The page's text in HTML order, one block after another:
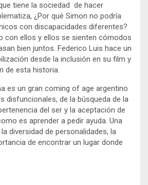
tiene la sociedad de hacer
¿Por qué Simon no podría
con discapacidades diferentes?
con ellos y ellos se sienten cómodos
bien juntos. Federico Luis hace un
desde la inclusión en su film y
de esta historia.
es un gran coming of age argentino
disfuncionales, de la búsqueda de la
del ser y la aceptación de
es aprender a pedir ayuda. Una
diversidad de personalidades, la
de encontrar un lugar donde